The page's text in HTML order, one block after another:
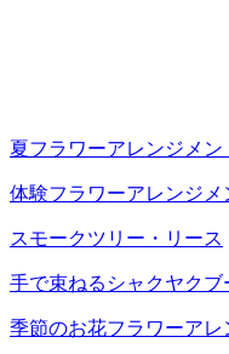
夏フラワーアレンジメン
体験フラワーアレンジメ
スモークツリー・リース
手で束ねるシャクヤクブ
季節のお花フラワーア